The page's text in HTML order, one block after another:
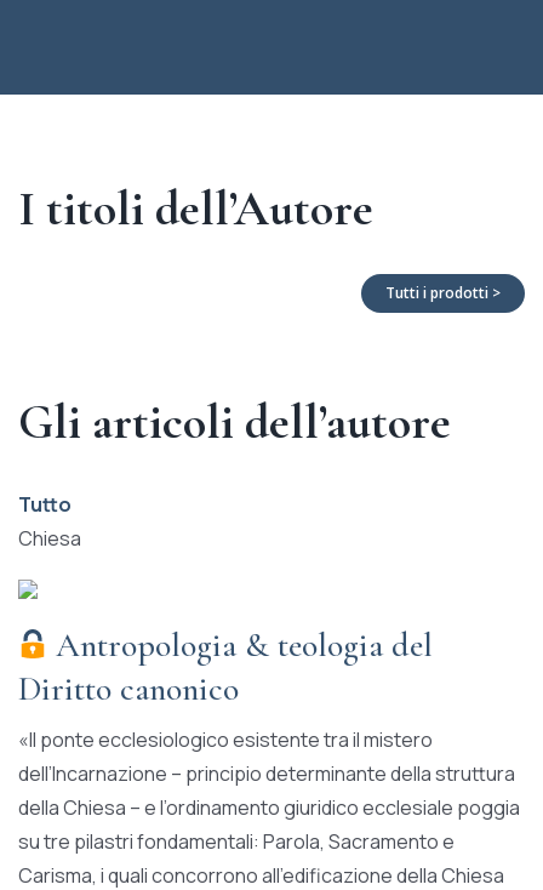
I titoli dell’Autore
Tutti i prodotti >
Gli articoli dell’autore
Tutto
Chiesa
Antropologia & teologia del
Diritto canonico
«ll ponte ecclesiologico esistente tra il mistero
dell’Incarnazione – principio determinante della struttura
della Chiesa – e l’ordinamento giuridico ecclesiale poggia
su tre pilastri fondamentali: Parola, Sacramento e
Carisma, i quali concorrono all’edificazione della Chiesa